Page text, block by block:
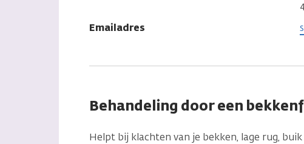
Emailadres
Behandeling door een
Helpt bij klachten van je bekken, lage rug,